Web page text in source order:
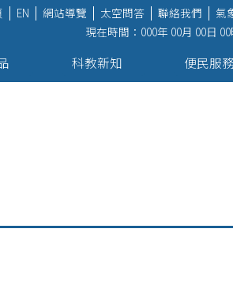
EN 網站導覽 太空問答 聯絡我們
氣
現在時間：000年 00月 00日
科教新知 便民服